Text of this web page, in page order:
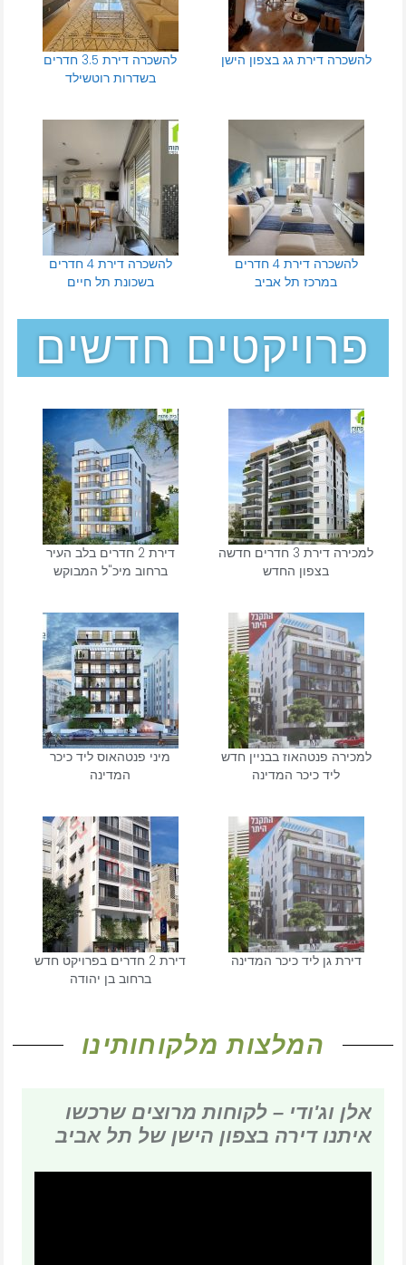
להשכרה דירת גג בצפון הישן
להשכרה דירת 3.5 חדרים
בשדרות רוטשילד
להשכרה דירת 4 חדרים
במרכז תל אביב
להשכרה דירת 4 חדרים
בשכונת תל חיים
פרויקטים חדשים
למכירה דירת 3 חדרים חדשה
בצפון החדש
דירת 2 חדרים בלב העיר
ברחוב מיכ"ל המבוקש
למכירה פנטהאוז בבניין חדש
ליד כיכר המדינה
מיני פנטהאוס ליד כיכר
המדינה
דירת גן ליד כיכר המדינה
דירת 2 חדרים בפרויקט חדש
ברחוב בן יהודה
המלצות מלקוחותינו​
אלן וג'ודי – לקוחות מרוצים שרכשו
איתנו דירה בצפון הישן של תל אביב